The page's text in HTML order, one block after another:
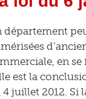
département
en
est la
4 juillet 2012. Si